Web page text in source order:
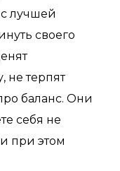
лучшей
своего
не терпят
баланс. Они
себя не
при этом